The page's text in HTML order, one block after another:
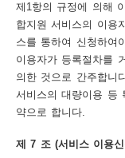
제1항의 규정에 의해
합지원 서비스의 이용
스를 통하여 신청하여
이용자가 등록절차를
의한 것으로 간주합니
서비스의 대량이용 등
약으로 합니다.
제 7 조 (서비스 이용
일
집
수
집
거